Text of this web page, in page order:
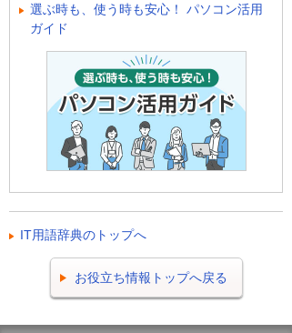
選ぶ時も、使う時も安心！ パソコン活用
ガイド
IT用語辞典のトップへ
お役立ち情報トップへ戻る